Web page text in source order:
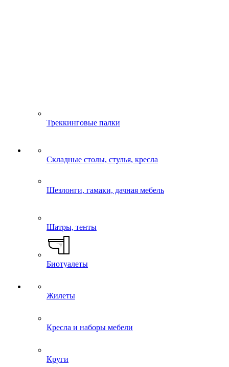
Треккинговые палки
Складные столы, стулья, кресла
Шезлонги, гамаки, дачная мебель
Шатры, тенты
Биотуалеты
Жилеты
Кресла и наборы мебели
Круги